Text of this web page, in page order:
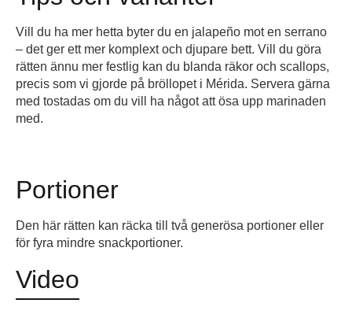
Vill du ha mer hetta byter du en jalapeño mot en serrano
– det ger ett mer komplext och djupare bett. Vill du göra
rätten ännu mer festlig kan du blanda räkor och scallops,
precis som vi gjorde på bröllopet i Mérida. Servera gärna
med tostadas om du vill ha något att ösa upp marinaden
med.
Portioner
Den här rätten kan räcka till två generösa portioner eller
för fyra mindre snackportioner.
Video